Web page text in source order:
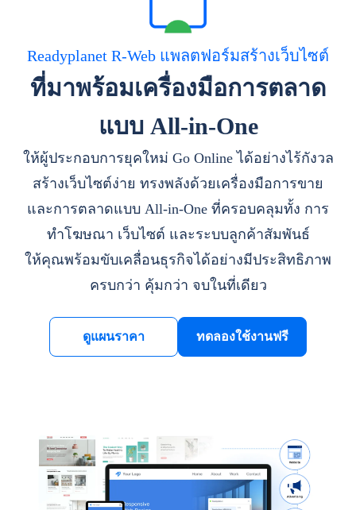
Readyplanet R-Web แพลตฟอร์มสร้างเว็บไซต์
ที่มาพร้อมเครื่องมือการตลาด
แบบ All-in-One
ให้ผู้ประกอบการยุคใหม่ Go Online ได้อย่างไร้กังวล
สร้างเว็บไซต์ง่าย ทรงพลังด้วยเครื่องมือการขาย
และการตลาดแบบ All-in-One ที่ครอบคลุมทั้ง การ
ทำโฆษณา เว็บไซต์ และระบบลูกค้าสัมพันธ์
ให้คุณพร้อมขับเคลื่อนธุรกิจได้อย่างมีประสิทธิภาพ
ครบกว่า คุ้มกว่า จบในที่เดียว
ดูแผนราคา ทดลองใช้งานฟรี